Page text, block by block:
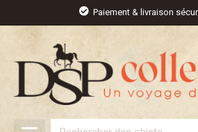
contenu
Paiement & livraison
Rechercher